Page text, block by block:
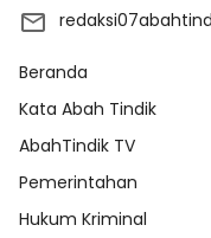
Beranda
Kata Abah Tindik
AbahTindik TV
Pemerintahan
Hukum Kriminal